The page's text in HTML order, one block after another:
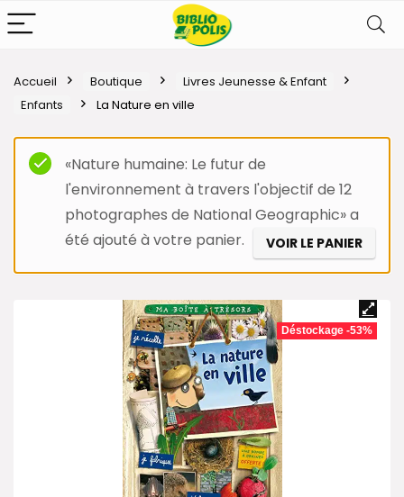
Accueil Boutique
Livres Jeunesse & Enfant
Enfants
La Nature en ville
«Nature humaine: Le futur de
l'environnement à travers l'objectif de 12
photographes de National Geographic» a
été ajouté à votre panier.
VOIR LE PANIER
Déstockage -53%